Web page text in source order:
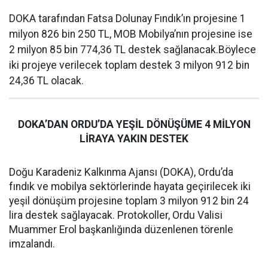
DOKA tarafından Fatsa Dolunay Fındık’ın projesine 1
milyon 826 bin 250 TL, MOB Mobilya’nın projesine ise
2 milyon 85 bin 774,36 TL destek sağlanacak.Böylece
iki projeye verilecek toplam destek 3 milyon 912 bin
24,36 TL olacak.
DOKA’DAN ORDU’DA YEŞİL DÖNÜŞÜME 4 MİLYON
LİRAYA YAKIN DESTEK
Doğu Karadeniz Kalkınma Ajansı (DOKA), Ordu’da
fındık ve mobilya sektörlerinde hayata geçirilecek iki
yeşil dönüşüm projesine toplam 3 milyon 912 bin 24
lira destek sağlayacak. Protokoller, Ordu Valisi
Muammer Erol başkanlığında düzenlenen törenle
imzalandı.